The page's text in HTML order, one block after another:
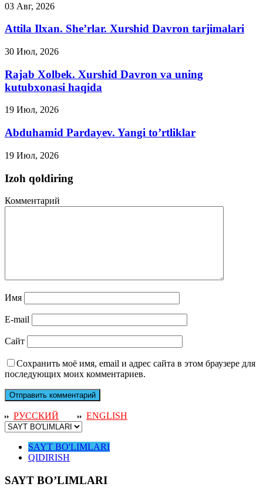
03 Авг, 2026
Attila Ilxan. She’rlar. Xurshid Davron tarjimalari
30 Июл, 2026
Rajab Xolbek. Xurshid Davron va uning
kutubxonasi haqida
19 Июл, 2026
Abduhamid Pardayev. Yangi to’rtliklar
19 Июл, 2026
Izoh qoldiring
Комментарий
Имя
E-mail
Сайт
Сохранить моё имя, email и адрес сайта в этом браузере для
последующих моих комментариев.
РУССКИЙ ENGLISH
SAYT BO'LIMLARI
QIDIRISH
SAYT BO’LIMLARI